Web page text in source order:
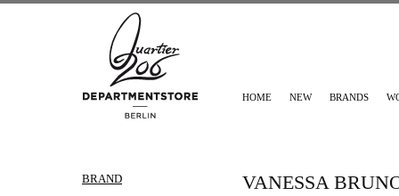
HOME NEW BRANDS
BRAND
VANESSA